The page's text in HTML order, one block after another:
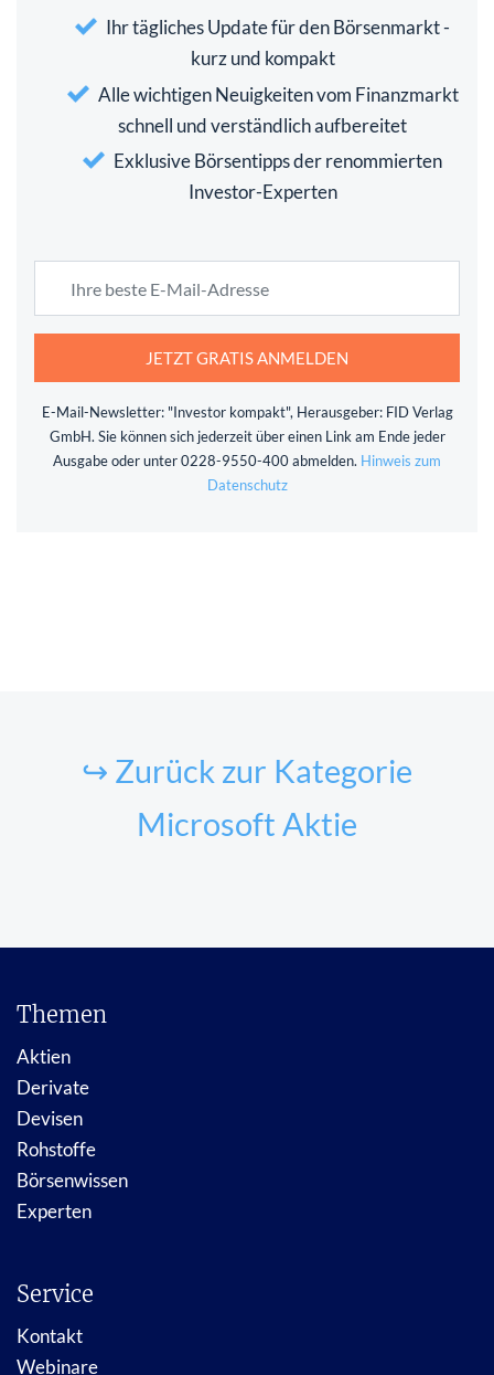
Ihr tägliches Update für den Börsenmarkt -
kurz und kompakt
Alle wichtigen Neuigkeiten vom Finanzmarkt
schnell und verständlich aufbereitet
Exklusive Börsentipps der renommierten
Investor-Experten
JETZT GRATIS ANMELDEN
E-Mail-Newsletter: "Investor kompakt", Herausgeber: FID Verlag
GmbH. Sie können sich jederzeit über einen Link am Ende jeder
Ausgabe oder unter 0228-9550-400 abmelden. Hinweis zum
Datenschutz
↪ Zurück zur Kategorie
Microsoft Aktie
Themen
Aktien
Derivate
Devisen
Rohstoffe
Börsenwissen
Experten
Service
Kontakt
Webinare